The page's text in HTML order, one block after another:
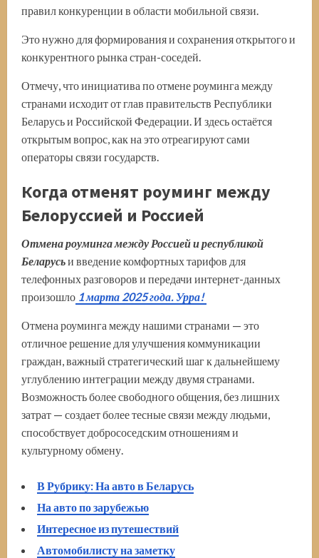
правил конкуренции в области мобильной связи.
Это нужно для формирования и сохранения открытого и
конкурентного рынка стран-соседей.
Отмечу, что инициатива по отмене роуминга между
странами исходит от глав правительств Республики
Беларусь и Российской Федерации. И здесь остаётся
открытым вопрос, как на это отреагируют сами
операторы связи государств.
Когда отменят роуминг между
Белоруссией и Россией
Отмена роуминга между Россией и республикой
Беларусьи введение комфортных тарифов для
телефонных разговоров и передачи интернет-данных
произошло 1 марта 2025 года. Урра!
Отмена роуминга между нашими странами — это
отличное решение для улучшения коммуникации
граждан, важный стратегический шаг к дальнейшему
углублению интеграции между двумя странами.
Возможность более свободного общения, без лишних
затрат — создает более тесные связи между людьми,
способствует добрососедским отношениям и
культурному обмену.
В Рубрику: На авто в Беларусь
На авто по зарубежью
Интересное из путешествий
Автомобилисту на заметку